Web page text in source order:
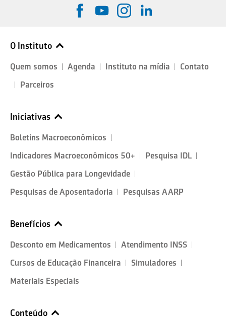
O Instituto
Quem somos Agenda Instituto na mídia
Contato
Parceiros
Iniciativas
Boletins Macroeconômicos
Indicadores Macroeconômicos 50+
Pesquisa IDL
Gestão Pública para Longevidade
Pesquisas de Aposentadoria
Pesquisas AARP
Benefícios
Desconto em Medicamentos
Atendimento INSS
Cursos de Educação Financeira
Simuladores
Materiais Especiais
Conteúdo